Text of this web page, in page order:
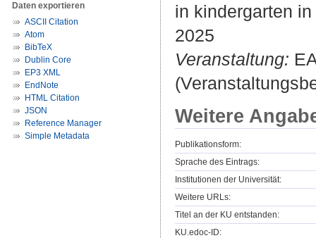
Daten exportieren
ASCII Citation
Atom
BibTeX
Dublin Core
EP3 XML
EndNote
HTML Citation
JSON
Reference Manager
Simple Metadata
in kindergarten
2025
Veranstaltung:
Weitere
Publikationsform:
Sprache des Eintrags:
Institutionen der Universität:
Weitere URLs:
Titel an der KU entstanden:
KU.edoc-ID: